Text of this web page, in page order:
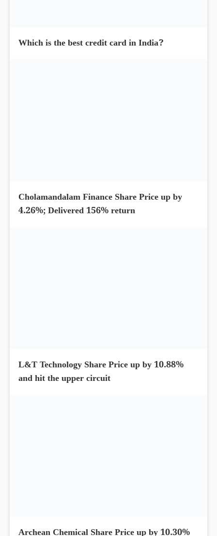
Which is the best credit card in India?
Cholamandalam Finance Share Price up by
4.26%; Delivered 156% return
L&T Technology Share Price up by 10.88%
and hit the upper circuit